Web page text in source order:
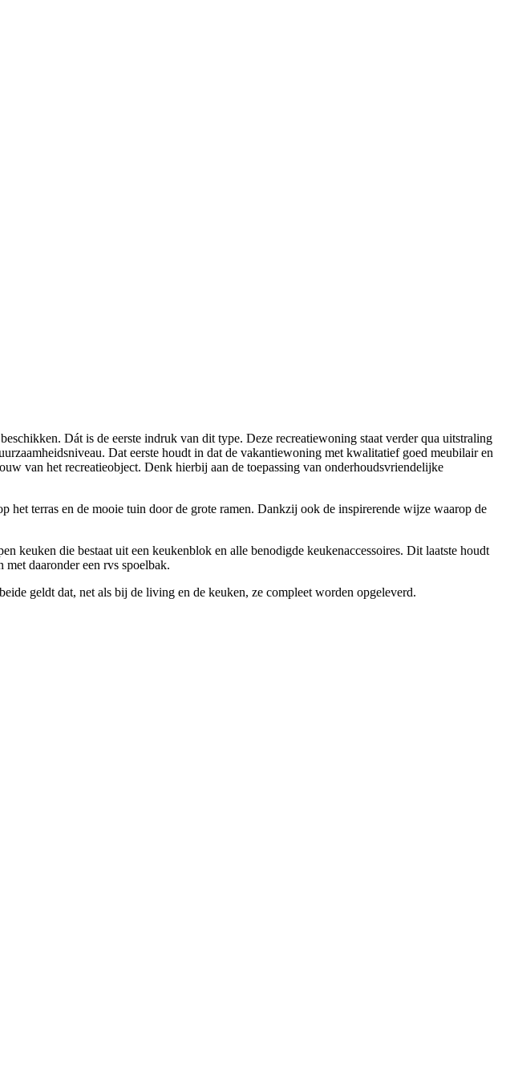
Dát is de eerste indruk van dit type. Deze recreatiewoning staat verder qua uitstraling
Dat eerste houdt in dat de vakantiewoning met kwalitatief goed meubilair en
van het recreatieobject. Denk hierbij aan de toepassing van onderhoudsvriendelijke
terras en de mooie tuin door de grote ramen. Dankzij ook de inspirerende wijze waarop de
keuken die bestaat uit een keukenblok en alle benodigde keukenaccessoires. Dit laatste houdt
daaronder een rvs spoelbak.
geldt dat, net als bij de living en de keuken, ze compleet worden opgeleverd.